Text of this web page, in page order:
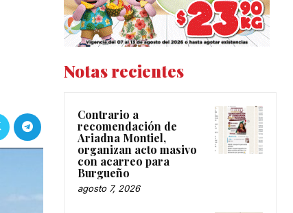
Notas recientes
Contrario a
recomendación de
Ariadna Montiel,
organizan acto masivo
con acarreo para
Burgueño
agosto 7, 2026